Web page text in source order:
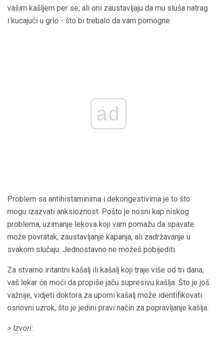
vašim kašljem per se, ali oni zaustavljaju da mu sluša natrag
i kucajući u grlo - što bi trebalo da vam pomogne.
ad
Problem sa antihistaminima i dekongestivima je to što
mogu izazvati anksioznost. Pošto je nosni kap niskog
problema, uzimanje lekova koji vam pomažu da spavate
može povratak, zaustavljanje kapanja, ali zadržavanje u
svakom slučaju. Jednostavno ne možeš pobijediti.
Za stvarno iritantni kašalj ili kašalj koji traje više od tri dana,
vaš lekar će moći da propiše jaču supresivu kašlja. Što je još
važnije, vidjeti doktora za uporni kašalj može identifikovati
osnovni uzrok, što je jedini pravi način za popravljanje kašlja.
> Izvori: